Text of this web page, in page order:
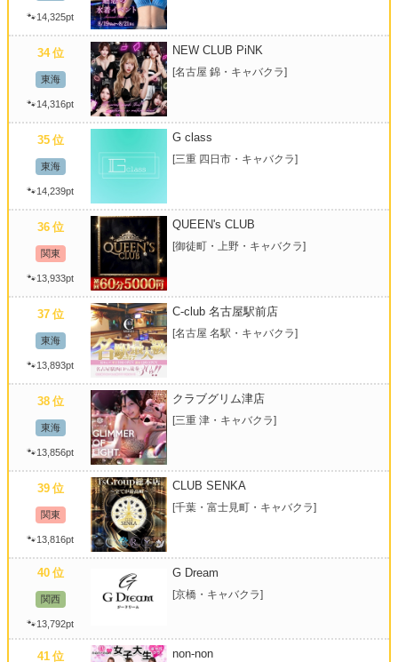
🐾14,325pt
34 位
東海
🐾14,316pt
NEW CLUB PiNK
[名古屋 錦・キャバクラ]
35 位
東海
🐾14,239pt
G class
[三重 四日市・キャバクラ]
36 位
関東
🐾13,933pt
QUEEN's CLUB
[御徒町・上野・キャバクラ]
37 位
東海
🐾13,893pt
C-club 名古屋駅前店
[名古屋 名駅・キャバクラ]
38 位
東海
🐾13,856pt
クラブグリム津店
[三重 津・キャバクラ]
39 位
関東
🐾13,816pt
CLUB SENKA
[千葉・富士見町・キャバクラ]
40 位
関西
🐾13,792pt
G Dream
[京橋・キャバクラ]
41 位 non-non